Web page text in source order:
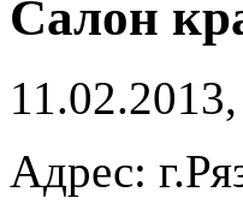
Салон
Адрес: